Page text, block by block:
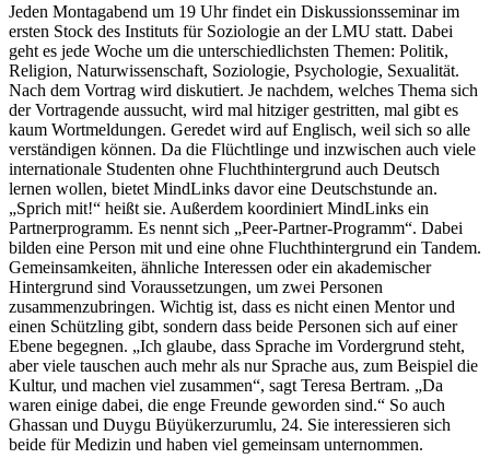
Jeden Montagabend um 19 Uhr findet ein Diskussionsseminar im
ersten Stock des Instituts für Soziologie an der LMU statt. Dabei
geht es jede Woche um die unterschiedlichsten Themen: Politik,
Religion, Naturwissenschaft, Soziologie, Psychologie, Sexualität.
Nach dem Vortrag wird diskutiert. Je nachdem, welches Thema sich
der Vortragende aussucht, wird mal hitziger gestritten, mal gibt es
kaum Wortmeldungen. Geredet wird auf Englisch, weil sich so alle
verständigen können. Da die Flüchtlinge und inzwischen auch viele
internationale Studenten ohne Fluchthintergrund auch Deutsch
lernen wollen, bietet MindLinks davor eine Deutschstunde an.
„Sprich mit!“ heißt sie. Außerdem koordiniert MindLinks ein
Partnerprogramm. Es nennt sich „Peer-Partner-Programm“. Dabei
bilden eine Person mit und eine ohne Fluchthintergrund ein Tandem.
Gemeinsamkeiten, ähnliche Interessen oder ein akademischer
Hintergrund sind Voraussetzungen, um zwei Personen
zusammenzubringen. Wichtig ist, dass es nicht einen Mentor und
einen Schützling gibt, sondern dass beide Personen sich auf einer
Ebene begegnen. „Ich glaube, dass Sprache im Vordergrund steht,
aber viele tauschen auch mehr als nur Sprache aus, zum Beispiel die
Kultur, und machen viel zusammen“, sagt Teresa Bertram. „Da
waren einige dabei, die enge Freunde geworden sind.“ So auch
Ghassan und Duygu Büyükerzurumlu, 24. Sie interessieren sich
beide für Medizin und haben viel gemeinsam unternommen.